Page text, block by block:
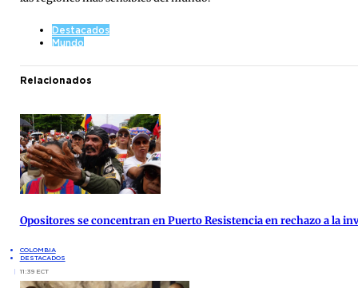
Destacados
Mundo
Relacionados
Opositores se concentran en Puerto Resistencia en rechazo a la
COLOMBIA
DESTACADOS
11:39 ECT